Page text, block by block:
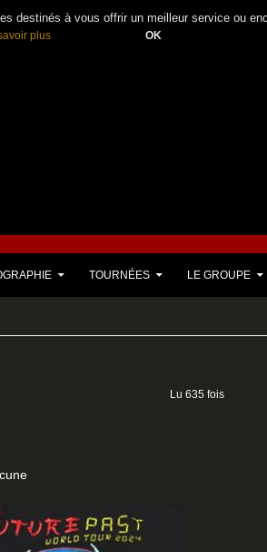
destinés à vous offrir un meilleur service ou
plus OK
TOURNÉES LE GROUPE
Lu 635 fois